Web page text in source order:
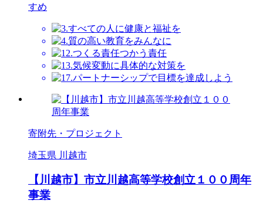
すめ
寄附先・プロジェクト
埼玉県 川越市
【川越市】市立川越高等学校創立１００周年
事業